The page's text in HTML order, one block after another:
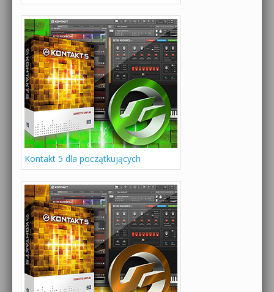
Kontakt 5 dla początkujących